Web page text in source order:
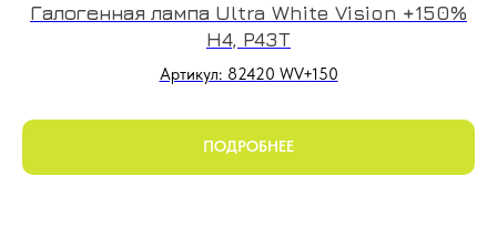
Галогенная лампа Ultra White Vision +150%
H4, P43T
Артикул: 82420 WV+150
ПОДРОБНЕЕ